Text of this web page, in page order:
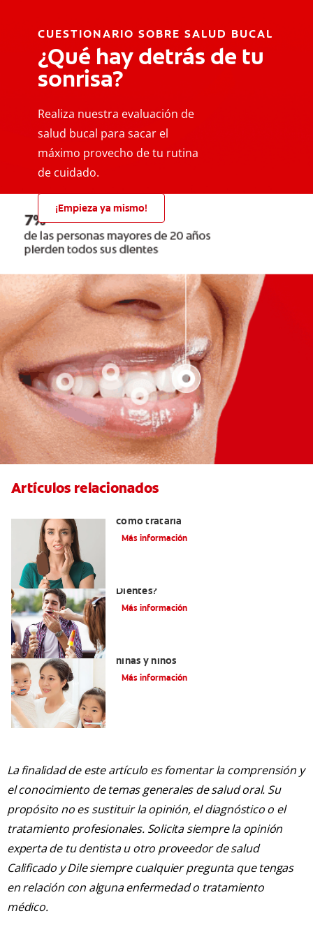
CUESTIONARIO SOBRE SALUD BUCAL
¿Qué hay detrás de tu
sonrisa?
Realiza nuestra evaluación de
salud bucal para sacar el
máximo provecho de tu rutina
de cuidado.
¡Empieza ya mismo!
Artículos relacionados
cómo tratarla
Más información
Dientes?
Más información
niñas y niños
Más información
La finalidad de este artículo es fomentar la comprensión y
el conocimiento de temas generales de salud oral. Su
propósito no es sustituir la opinión, el diagnóstico o el
tratamiento profesionales. Solicita siempre la opinión
experta de tu dentista u otro proveedor de salud
Calificado y Dile siempre cualquier pregunta que tengas
en relación con alguna enfermedad o tratamiento
médico.